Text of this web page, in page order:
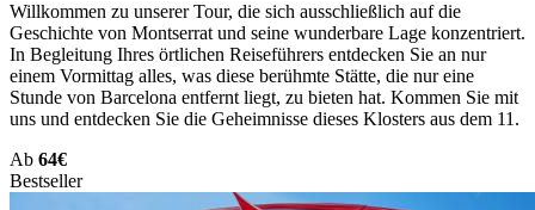
Willkommen zu unserer Tour, die sich ausschließlich auf die
Geschichte von Montserrat und seine wunderbare Lage konzentriert.
In Begleitung Ihres örtlichen Reiseführers entdecken Sie an nur
einem Vormittag alles, was diese berühmte Stätte, die nur eine
Stunde von Barcelona entfernt liegt, zu bieten hat. Kommen Sie mit
uns und entdecken Sie die Geheimnisse dieses Klosters aus dem 11.
Ab 64€
Bestseller